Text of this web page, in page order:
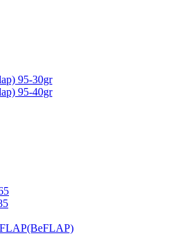
95-30gr
95-40gr